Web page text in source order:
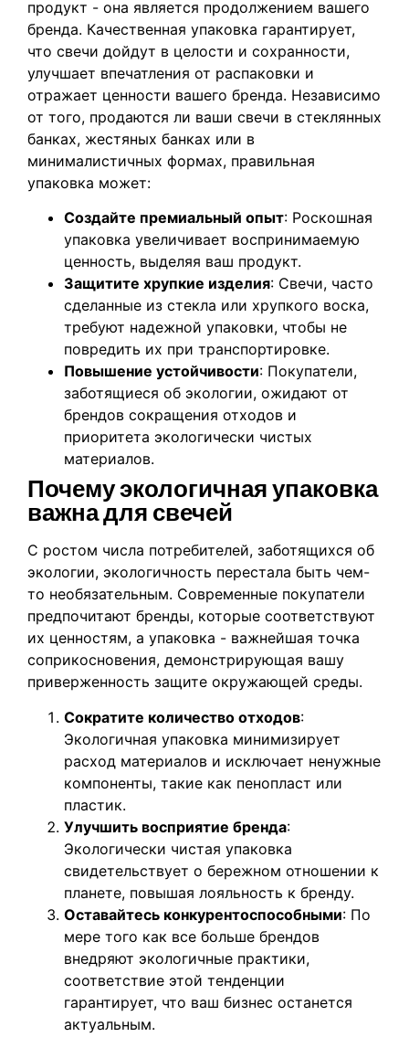
продукт - она является продолжением вашего
бренда. Качественная упаковка гарантирует,
что свечи дойдут в целости и сохранности,
улучшает впечатления от распаковки и
отражает ценности вашего бренда. Независимо
от того, продаются ли ваши свечи в стеклянных
банках, жестяных банках или в
минималистичных формах, правильная
упаковка может:
Создайте премиальный опыт: Роскошная
упаковка увеличивает воспринимаемую
ценность, выделяя ваш продукт.
Защитите хрупкие изделия: Свечи, часто
сделанные из стекла или хрупкого воска,
требуют надежной упаковки, чтобы не
повредить их при транспортировке.
Повышение устойчивости: Покупатели,
заботящиеся об экологии, ожидают от
брендов сокращения отходов и
приоритета экологически чистых
материалов.
Почему экологичная упаковка
важна для свечей
С ростом числа потребителей, заботящихся об
экологии, экологичность перестала быть чем-
то необязательным. Современные покупатели
предпочитают бренды, которые соответствуют
их ценностям, а упаковка - важнейшая точка
соприкосновения, демонстрирующая вашу
приверженность защите окружающей среды.
Сократите количество отходов:
Экологичная упаковка минимизирует
расход материалов и исключает ненужные
компоненты, такие как пенопласт или
пластик.
Улучшить восприятие бренда:
Экологически чистая упаковка
свидетельствует о бережном отношении к
планете, повышая лояльность к бренду.
Оставайтесь конкурентоспособными: По
мере того как все больше брендов
внедряют экологичные практики,
соответствие этой тенденции
гарантирует, что ваш бизнес останется
актуальным.